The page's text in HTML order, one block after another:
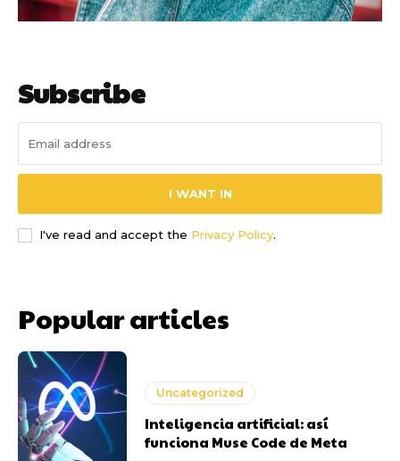
Subscribe
I WANT IN
I've read and accept the Privacy Policy.
Popular articles
Uncategorized
Inteligencia artificial: así
funciona Muse Code de Meta